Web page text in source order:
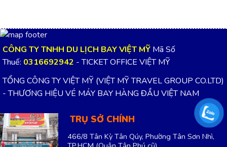
CÔNG TY TNHH DU LỊCH BAY VIỆT MỸ Mã Số
Thuế: 0316692942 - TICKET OFFICE VIỆT MỸ
TỔNG CÔNG TY VIỆT MỸ (VIỆT MỸ TRAVEL GROUP CO.LTD)
- THƯƠNG HIỆU VÉ MÁY BAY HÀNG ĐẦU VIỆT NAM
TRỤ SỞ CHÍNH
466/8 Tân Kỳ Tân Qúy, Phường Tân Sơn Nhì,
TP.HCM (Quận Tân Phú cũ)